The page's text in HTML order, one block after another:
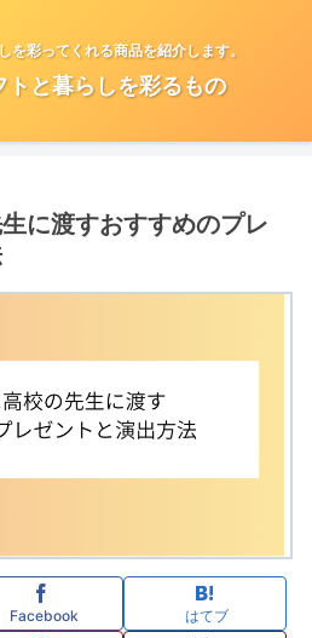
を彩ってくれる商品を紹介します。
トと暮らしを彩るもの
に渡すおすすめのプレ
Facebook はてブ